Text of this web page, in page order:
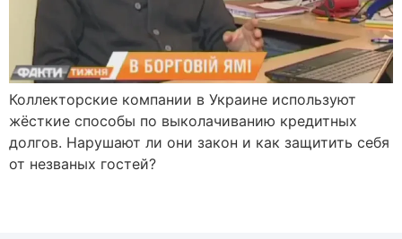
Коллекторские компании в Украине используют
жёсткие способы по выколачиванию кредитных
долгов. Нарушают ли они закон и как защитить себя
от незваных гостей?